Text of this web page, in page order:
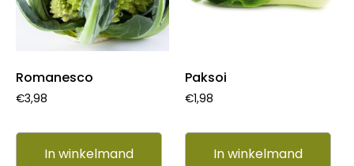
Romanesco
€3,98
In winkelmand
Paksoi
€1,98
In winkelmand